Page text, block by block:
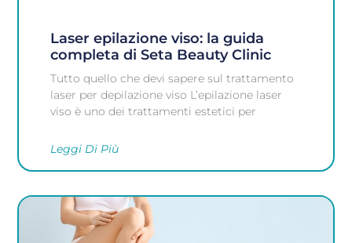
Laser epilazione viso: la guida
completa di Seta Beauty Clinic
Tutto quello che devi sapere sul trattamento
laser per depilazione viso L’epilazione laser
viso è uno dei trattamenti estetici per
Leggi Di Più